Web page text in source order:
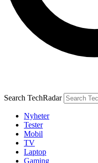
Search TechRadar
Nyheter
Tester
Mobil
TV
Laptop
Gaming